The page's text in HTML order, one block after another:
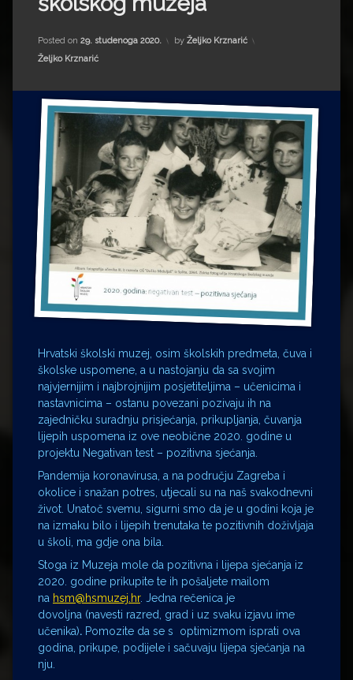
Impressum
Milenko Strižak
Drugi autori
Drugi autori
Ljiljana Lekanić-Kljaić
Željko Krznarić
Mario Lovreković
Miroslav Šantek
Posted on 29. studenoga 2020. by Željko Krznarić
Kategorije:
Željko Krznarić
Hrvatski školski muzej, osim školskih predmeta, čuva i
školske uspomene, a u nastojanju da sa svojim
najvjernijim i najbrojnijim posjetiteljima – učenicima i
nastavnicima – ostanu povezani pozivaju ih na
zajedničku suradnju prisjećanja, prikupljanja, čuvanja
lijepih uspomena iz ove neobične 2020. godine u
projektu Negativan test – pozitivna sjećanja.
Pandemija koronavirusa, a na području Zagreba i
okolice i snažan potres, utjecali su na naš svakodnevni
život. Unatoč svemu, sigurni smo da je u godini koja je
na izmaku bilo i lijepih trenutaka te pozitivnih doživljaja
u školi, ma gdje ona bila.
Stoga iz Muzeja mole da pozitivna i lijepa sjećanja iz
2020. godine prikupite te ih pošaljete mailom
na hsm@hsmuzej.hr. Jedna rečenica je
dovoljna (navesti razred, grad i uz svaku izjavu ime
učenika). Pomozite da se s optimizmom isprati ova
godina, prikupe, podijele i sačuvaju lijepa sjećanja na
nju.